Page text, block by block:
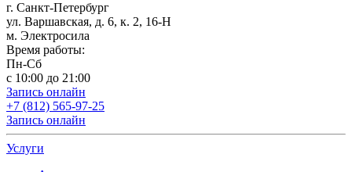
г. Санкт-Петербург
ул. Варшавская, д. 6, к. 2, 16-Н
м. Электросила
Время работы:
Пн-Сб
с 10:00 до 21:00
Запись онлайн
+7 (812) 565-97-25
Запись онлайн
Услуги